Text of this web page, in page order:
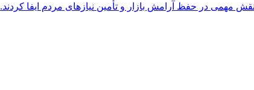
مهمی در حفظ آرامش بازار و تأمین نیازهای مردم ایفا کردند.